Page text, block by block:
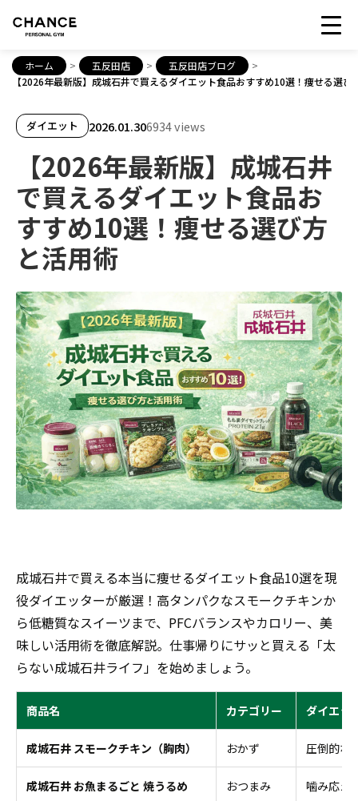
ホーム > 五反田店 > 五反田店ブログ
>
【2026年最新版】成城石井で買えるダイエット食品おすすめ10選！痩せる選び
ダイエット 2026.01.306934 views
【2026年最新版】成城石井
で買えるダイエット食品お
すすめ10選！痩せる選び方
と活用術
成城石井で買える本当に痩せるダイエット食品10選を現
役ダイエッターが厳選！高タンパクなスモークチキンか
ら低糖質なスイーツまで、PFCバランスやカロリー、美
味しい活用術を徹底解説。仕事帰りにサッと買える「太
らない成城石井ライフ」を始めましょう。
商品名 カテゴリー ダイエッ
成城石井 スモークチキン（胸肉） おかず 圧倒的な
成城石井 お魚まるごと 焼うるめ おつまみ 噛み応え